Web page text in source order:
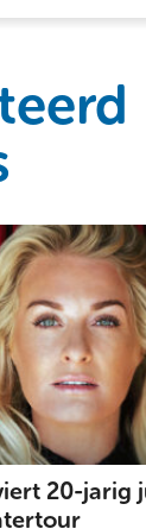
20-jarig